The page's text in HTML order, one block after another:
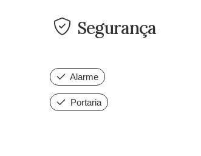
Segurança
Alarme
Portaria